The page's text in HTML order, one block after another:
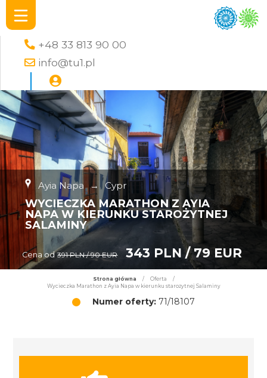
+48 33 813 90 00
info@tu1.pl
Ayia Napa → Cypr
WYCIECZKA MARATHON Z AYIA
NAPA W KIERUNKU STAROŻYTNEJ
SALAMINY
Cena od 391 PLN / 90 EUR 343 PLN / 79 EUR
Strona główna / Oferta
/
Wycieczka Marathon z Ayia Napa w kierunku starożytnej Salaminy
Numer oferty: 71/18107